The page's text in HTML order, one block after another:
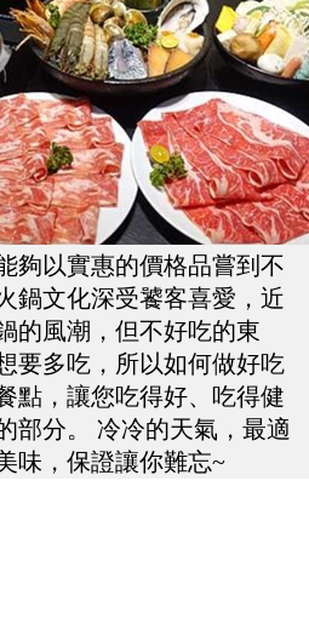
夠以實惠的價格品嘗到不
鍋文化深受饕客喜愛，近
的風潮，但不好吃的東
要多吃，所以如何做好吃
點，讓您吃得好、吃得健
部分。 冷冷的天氣，最適
味，保證讓你難忘~